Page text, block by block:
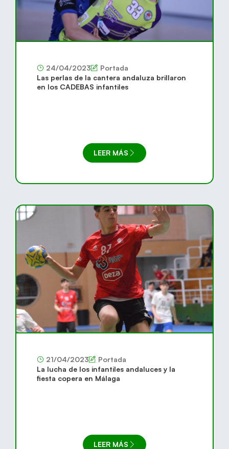
24/04/2023
Portada
Las perlas de la cantera andaluza brillaron
en los CADEBAS infantiles
LEER MÁS
21/04/2023
Portada
La lucha de los infantiles andaluces y la
fiesta copera en Málaga
LEER MÁS